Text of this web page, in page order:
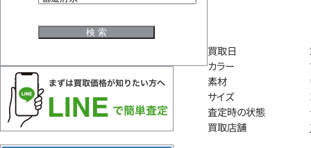
買取日
カラー
素材
サイズ
査定時の状態
買取店舗